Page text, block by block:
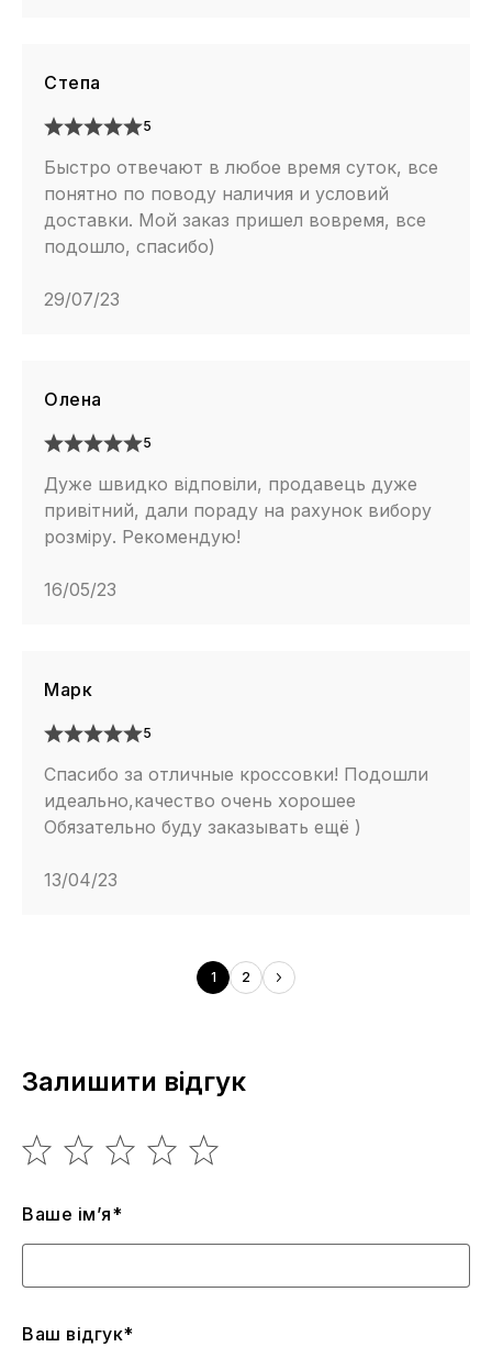
Ваші кеди завжди будуть чистенькі і без неприємних
запахів.
Степа
5
Быстро отвечают в любое время суток, все
понятно по поводу наличия и условий
доставки. Мой заказ пришел вовремя, все
подошло, спасибо)
29/07/23
Олена
5
Дуже швидко відповіли, продавець дуже
привітний, дали пораду на рахунок вибору
розміру. Рекомендую!
16/05/23
Марк
5
Спасибо за отличные кроссовки! Подошли
идеально,качество очень хорошее
Обязательно буду заказывать ещё )
13/04/23
1 2
Залишити відгук
Ваше ім’я*
Ваш відгук*